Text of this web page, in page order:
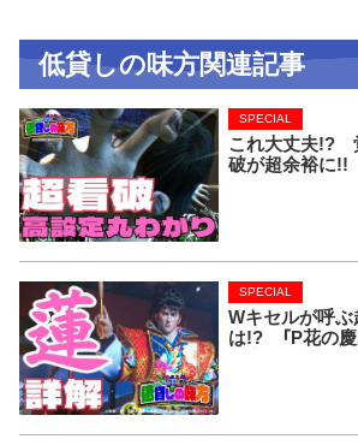
低貸しの味方関連記事
これ大丈夫!?
破が超余裕に!!
SPECIAL
Wキセルが呼
は!? 「P花の慶
SPECIAL